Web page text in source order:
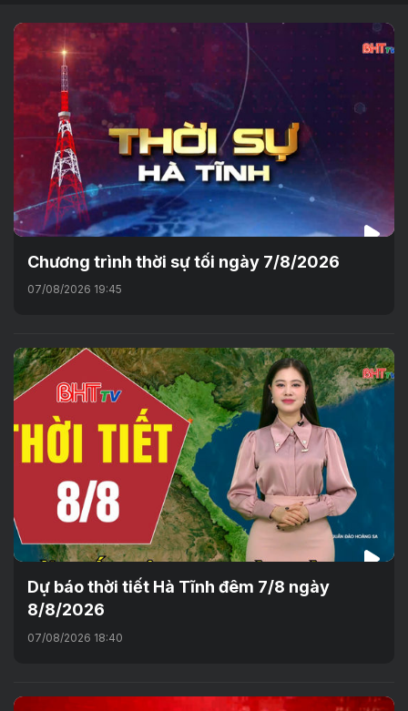
Chương trình thời sự tối ngày 7/8/2026
07/08/2026 19:45
Dự báo thời tiết Hà Tĩnh đêm 7/8 ngày
8/8/2026
07/08/2026 18:40